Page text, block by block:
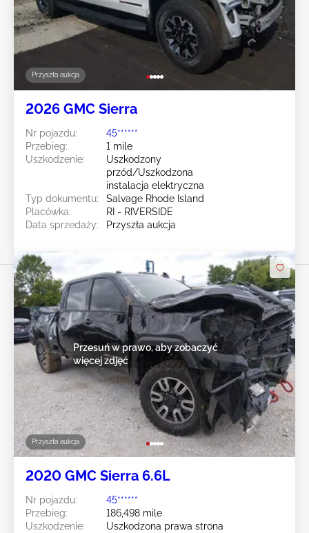
Przyszła aukcja
2026 GMC Sierra
Nr pojazdu:
45******
Przebieg:
1 mile
Uszkodzenie:
Uszkodzony
przód/Uszkodzona
instalacja elektryczna
Typ dokumentu:
Salvage Rhode Island
Placówka:
RI - RIVERSIDE
Data sprzedaży:
Przyszła aukcja
Przyszła aukcja
Przesuń w prawo, aby zobaczyć
więcej zdjęć
2020 GMC Sierra 6.6L
Nr pojazdu:
45******
Przebieg:
186,498 mile
Uszkodzenie:
Uszkodzona prawa strona